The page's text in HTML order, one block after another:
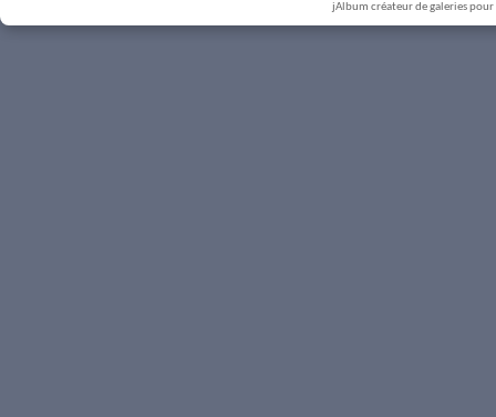
jAlbum créateur de galeries pour